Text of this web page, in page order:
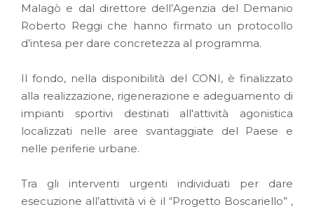
Malagò e dal direttore dell’Agenzia del Demanio
Roberto Reggi che hanno firmato un protocollo
d’intesa per dare concretezza al programma.
Il fondo, nella disponibilità del CONI, è finalizzato
alla realizzazione, rigenerazione e adeguamento di
impianti sportivi destinati all'attività agonistica
localizzati nelle aree svantaggiate del Paese e
nelle periferie urbane.
Tra gli interventi urgenti individuati per dare
esecuzione all’attività vi è il “Progetto Boscariello” ,